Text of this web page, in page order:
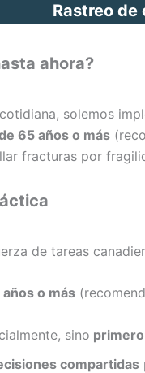
Rastreo
ahora?
solemos
65 años o más
fracturas por
de tareas
o más
sino
compartidas